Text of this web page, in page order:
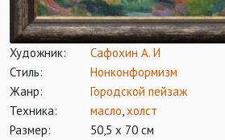
Художник:
Сафохин А. И
Стиль:
Нонконформизм
Жанр:
Городской пейзаж
Техника:
масло,холст
Размер:
50,5 х 70 см